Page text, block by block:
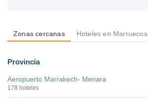
Zonas cercanas Hoteles en Marruecos
Provincia
Aeropuerto Marrakech- Menara
178 hoteles